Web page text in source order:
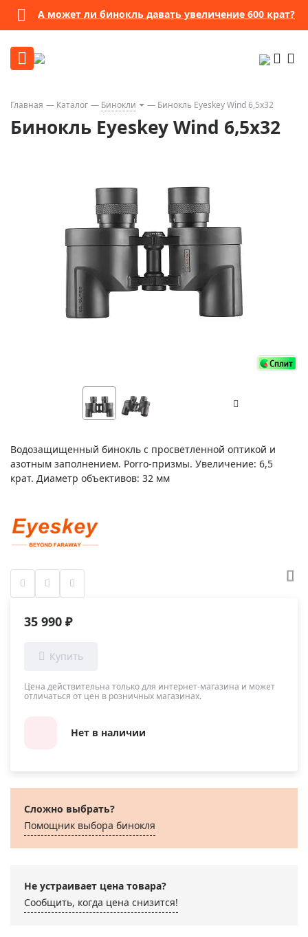
А может ли бинокль давать увеличение 600 крат?
Главная Каталог Бинокли Бинокль Eyeskey Wind 6,5x32
Бинокль Eyeskey Wind 6,5x32
Водозащищенный бинокль с просветленной оптикой и
азотным заполнением. Porro-призмы. Увеличение: 6,5
крат. Диаметр объективов: 32 мм
35 990 ₽
Цена действительна только для интернет-магазина и может
отличаться от цен в розничных магазинах.
Нет в наличии
Сложно выбрать?
Помощник выбора бинокля
Не устраивает цена товара?
Сообщить, когда цена снизится!